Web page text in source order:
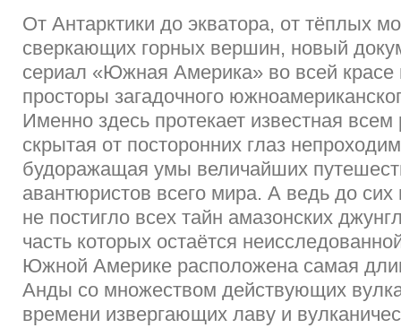
От Антарктики до экватора, от тёплых
сверкающих горных вершин, новый
сериал «Южная Америка» во всей красе
просторы загадочного
Именно здесь протекает известная
скрытая от посторонних глаз
будоражащая умы величайших
авантюристов всего мира. А ведь до сих
не постигло всех тайн амазонских
часть которых остаётся
Южной Америке расположена самая
Анды со множеством действующих
времени извергающих лаву и